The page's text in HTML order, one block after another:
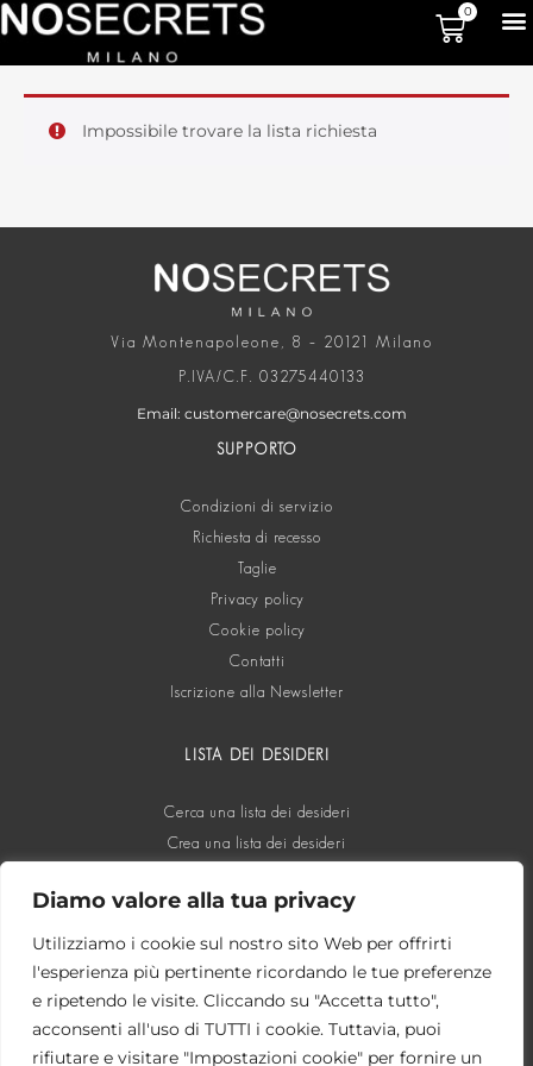
Diamo valore alla tua privacy
Utilizziamo i cookie sul nostro sito Web per offrirti
l'esperienza più pertinente ricordando le tue preferenze
e ripetendo le visite. Cliccando su "Accetta tutto",
acconsenti all'uso di TUTTI i cookie. Tuttavia, puoi
rifiutare e visitare "Impostazioni cookie" per fornire un
0
Impossibile trovare la lista richiesta
Via Montenapoleone, 8 – 20121 Milano
P.IVA/C.F. 03275440133
Email: customercare@nosecrets.com
SUPPORTO
Condizioni di servizio
Richiesta di recesso
Taglie
Privacy policy
Cookie policy
Contatti
Iscrizione alla Newsletter
LISTA DEI DESIDERI
Cerca una lista dei desideri
Crea una lista dei desideri
SOCIAL